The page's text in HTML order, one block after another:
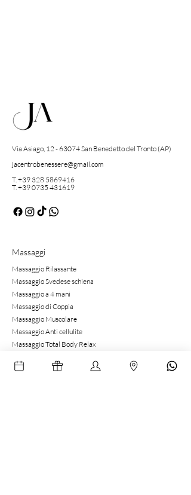
Via Asiago, 12 - 63074San Benedetto del Tronto (AP)
jacentrobenessere@gmail.com
T. +39 328 5869416
T.+39 0735 431619
Massaggi
Massaggio Rilassante
Massaggio Svedese schiena
Massaggio a 4 mani
Massaggio di Coppia
Massaggio Muscolare
Massaggio Anti cellulite
Massaggio Total Body Relax
Candle Massage